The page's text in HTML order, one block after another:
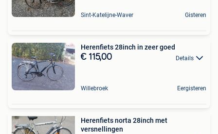
Sint-Katelijne-Waver Gisteren
Herenfiets 28inch in zeer goed
€ 115,00 Details
Willebroek Eergisteren
Herenfiets norta 28inch met
versnellingen